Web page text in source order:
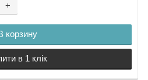
+
корзину
в 1 клік